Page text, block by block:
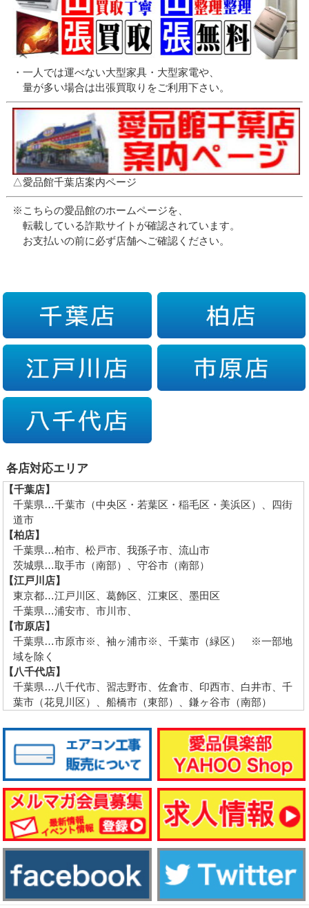
・一人では運べない大型家具・大型家電や、
量が多い場合は出張買取りをご利用下さい。
△愛品館千葉店案内ページ
※こちらの愛品館のホームページを、
転載している詐欺サイトが確認されています。
お支払いの前に必ず店舗へご確認ください。
各店対応エリア
【千葉店】
千葉県…千葉市（中央区・若葉区・稲毛区・美浜区）、四街
道市
【柏店】
千葉県…柏市、松戸市、我孫子市、流山市
茨城県…取手市（南部）、守谷市（南部）
【江戸川店】
東京都…江戸川区、葛飾区、江東区、墨田区
千葉県…浦安市、市川市、
【市原店】
千葉県…市原市※、袖ヶ浦市※、千葉市（緑区） ※一部地
域を除く
【八千代店】
千葉県…八千代市、習志野市、佐倉市、印西市、白井市、千
葉市（花見川区）、船橋市（東部）、鎌ヶ谷市（南部）